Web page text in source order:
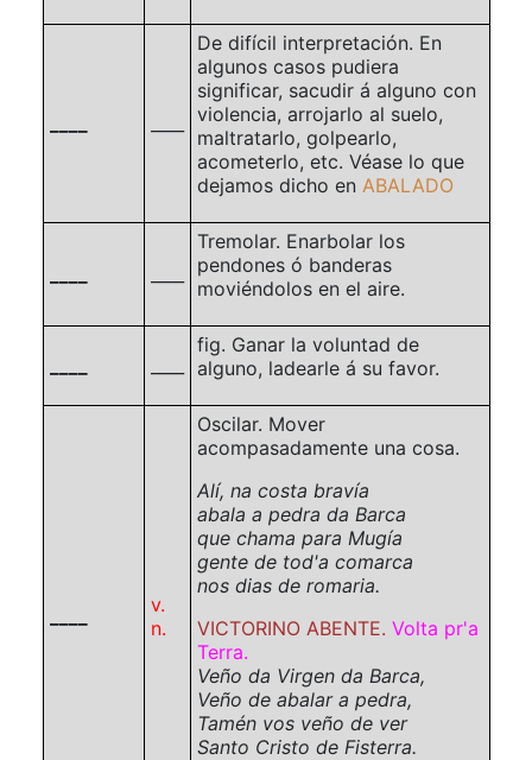
De difícil interpretación. En
algunos casos pudiera
significar, sacudir á alguno con
violencia, arrojarlo al suelo,
maltratarlo, golpearlo,
acometerlo, etc. Véase lo que
dejamos dicho en ABALADO
Tremolar. Enarbolar los
pendones ó banderas
moviéndolos en el aire.
fig. Ganar la voluntad de
alguno, ladearle á su favor.
v.
n.
Oscilar. Mover
acompasadamente una cosa.
Alí, na costa bravía
abala a pedra da Barca
que chama para Mugía
gente de tod'a comarca
nos dias de romaria.
VICTORINO ABENTE. Volta pr'a
Terra.
Veño da Virgen da Barca,
Veño de abalar a pedra,
Tamén vos veño de ver
Santo Cristo de Fisterra.